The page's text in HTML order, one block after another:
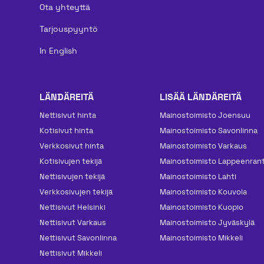
Ota yhteyttä
Tarjouspyyntö
In English
LÄNDÄREITÄ
Nettisivut hinta
Kotisivut hinta
Verkkosivut hinta
Kotisivujen tekijä
Nettisivujen tekijä
Verkkosivujen tekijä
Nettisivut Helsinki
Nettisivut Varkaus
Nettisivut Savonlinna
Nettisivut Mikkeli
LISÄÄ LÄNDÄREITÄ
Mainos­toimisto Joensuu
Mainos­toimisto Savonlinna
Mainos­toimisto Varkaus
Mainos­toimisto
Mainos­toimisto Lahti
Mainos­toimisto Kouvola
Mainos­toimisto Kuopio
Mainos­toimisto Jyväskylä
Mainos­toimisto Mikkeli